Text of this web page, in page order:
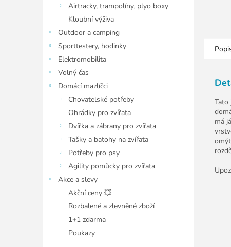
Airtracky, trampolíny, plyo boxy
Kloubní výživa
Outdoor a camping
Sporttestery, hodinky
Elektromobilita
Volný čas
Domácí mazlíčci
Chovatelské potřeby
Ohrádky pro zvířata
Dvířka a zábrany pro zvířata
Tašky a batohy na zvířata
Potřeby pro psy
Agility pomůcky pro zvířata
Akce a slevy
Akční ceny 💥
Rozbalené a zlevněné zboží
1+1 zdarma
Poukazy
Tato
má